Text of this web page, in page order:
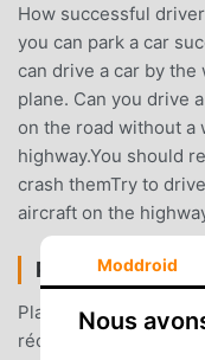
How successful
you can park a car
can drive a car by
plane. Can you drive
on the road without a
highway.You should
crash themTry to
aircraft on the
PLAN DRIVER
Plan Driver En tant
récemment, il a
Moddroid
Nous